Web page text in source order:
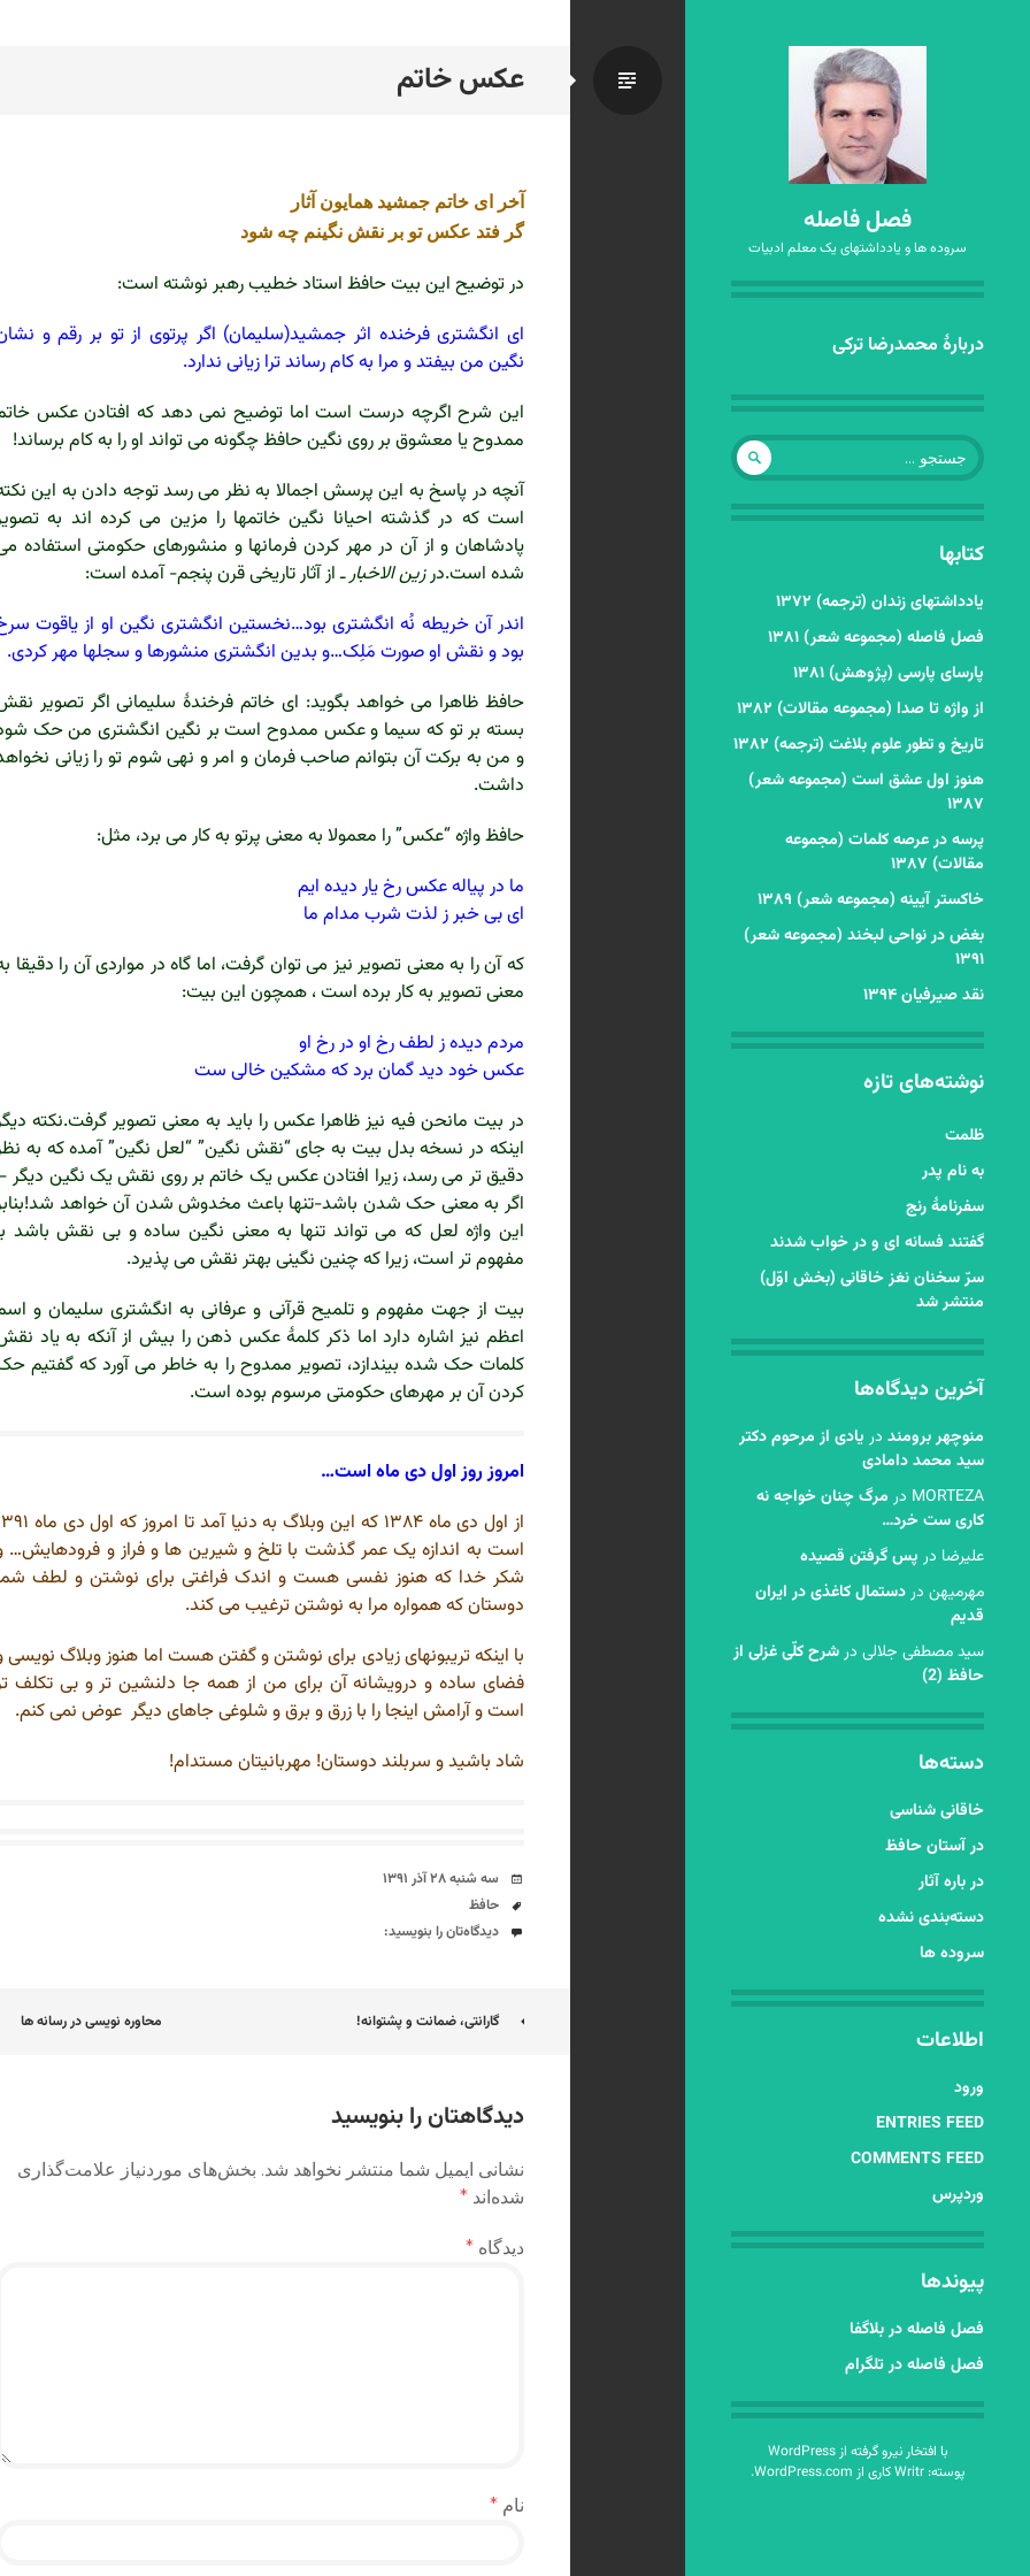
فصل فاصله
سروده ها و یادداشتهای یک معلم ادبیات
رفتن
نوشته‌ها
دربارهٔ محمدرضا ترکی
جستجو
برای:
کتابها
یادداشتهای زندان (ترجمه) ۱۳۷۲
فصل فاصله (مجموعه شعر) ۱۳۸۱
پارسای پارسی (پژوهش) ۱۳۸۱
از واژه تا صدا (مجموعه مقالات) ۱۳۸۲
تاریخ و تطور علوم بلاغت (ترجمه) ۱۳۸۲
هنوز اول عشق است (مجموعه شعر)
۱۳۸۷
پرسه در عرصه کلمات (مجموعه
مقالات) ۱۳۸۷
خاکستر آیینه (مجموعه شعر) ۱۳۸۹
بغض در نواحی لبخند (مجموعه شعر)
۱۳۹۱
نقد صیرفیان ۱۳۹۴
نوشته‌های تازه
ظلمت
به نام پدر
سفرنامۀ رنج
گفتند فسانه ای و در خواب شدند
سرّ سخنان نغز خاقانی (بخش اوّل)
منتشر شد
آخرین دیدگاه‌ها
منوچهر برومند در یادی از مرحوم دکتر
سید محمد دامادی
MORTEZA در مرگ چنان خواجه نه
کاری ست خرد…
عليرضا در پس گرفتن قصیده
مهرمیهن دردستمال کاغذی در ایران
قدیم
سید مصطفی جلالی درشرح کلّی غزلی از
حافظ (2)
دسته‌ها
خاقانی شناسی
در آستان حافظ
در باره آثار
دسته‌بندی نشده
سروده ها
اطلاعات
ورود
ENTRIES FEED
COMMENTS FEED
وردپرس
پیوندها
فصل فاصله در بلاگفا
فصل فاصله در تلگرام
با افتخار نیرو گرفته از WordPress
پوسته: Writr کاری از
WordPress.com
.
عکس خاتماستاندارد
آخر ای خاتم جمشید همایون آثار
گر فتد عکس تو بر نقش نگینم چه شود
در توضیح این بیت حافظ استاد خطیب رهبر نوشته است:
ای انگشتری فرخنده اثر جمشید(سلیمان) اگر پرتوی از تو بر رقم و
نگین من بیفتد و مرا به کام رساند ترا زیانی ندارد.
این شرح اگرچه درست است اما توضیح نمی دهد که افتادن عکس
ممدوح یا معشوق بر روی نگین حافظ چگونه می تواند او را به کام برساند!
آنچه در پاسخ به این پرسش اجمالا به نظر می رسد توجه دادن به این
است که در گذشته احیانا نگین خاتمها را مزین می کرده اند به
پادشاهان و از آن در مهر کردن فرمانها و منشورهای حکومتی استفاده
شده است.درزین الاخبارـ از آثار تاریخی قرن پنجم- آمده است:
اندر آن خریطه نُه انگشتری بود…نخستین انگشتری نگین او از یاقوت
بود و نقش او صورت مَلِک…و بدین انگشتری منشورها و سجلها مهر کردی.
حافظ ظاهرا می خواهد بگوید: ای خاتم فرخندۀ سلیمانی اگر تصویر
بسته بر تو که سیما و عکس ممدوح است بر نگین انگشتری من حک
و من به برکت آن بتوانم صاحب فرمان و امر و نهی شوم تو را زیانی
داشت.
حافظ واژه “عکس” را معمولا به معنی پرتو به کار می برد، مثل:
ما در پیاله عکس رخ یار دیده ایم
ای بی خبر ز لذت شرب مدام ما
که آن را به معنی تصویر نیز می توان گرفت، اما گاه در مواردی آن را دقیقا
معنی تصویر به کار برده است ، همچون این بیت:
مردم دیده ز لطف رخ او در رخ او
عکس خود دید گمان برد که مشکین خالی ست
در بیت مانحن فیه نیز ظاهرا عکس را باید به معنی تصویر گرفت.نکته
اینکه در نسخه بدل بیت به جای “نقش نگین” “لعل نگین” آمده که به
دقیق تر می رسد، زیرا افتادن عکس یک خاتم بر روی نقش یک نگین دیگر
اگر به معنی حک شدن باشد-تنها باعث مخدوش شدن آن خواهد
این واژه لعل که می تواند تنها به معنی نگین ساده و بی نقش باشد
مفهوم تر است، زیرا که چنین نگینی بهتر نقش می پذیرد.
بیت از جهت مفهوم و تلمیح قرآنی و عرفانی به انگشتری سلیمان و
اعظم نیز اشاره دارد اما ذکر کلمۀ عکس ذهن را بیش از آنکه به یاد
کلمات حک شده بیندازد، تصویر ممدوح را به خاطر می آورد که گفتیم
کردن آن بر مهرهای حکومتی مرسوم بوده است.
امروز روز اول دی ماه است…
از اول دی ماه ۱۳۸۴ که این وبلاگ به دنیا آمد تا
است به اندازه یک عمر گذشت با تلخ و شیرین ها و فراز و فرودهایش…
شکر خدا که هنوز نفسی هست و اندک فراغتی برای نوشتن و لطف
دوستان که همواره مرا به نوشتن ترغیب می کند.
با اینکه تریبونهای زیادی برای نوشتن و گفتن هست اما هنوز وبلاگ نویسی
فضای ساده و درویشانه آن برای من از همه جا دلنشین تر و بی تکلف
است و آرامش اینجا را با زرق و برق و شلوغی جاهای دیگر عوض نمی کنم.
شاد باشید و سربلند دوستان! مهربانیتان مستدام!
تاریخ
سه شنبه ۲۸ آذر ۱۳۹۱
برچسب‌ها
حافظ
دیدگاه‌ها
دیدگاه‌تان را بنویسید:
ناوبری
گارانتی، ضمانت و پشتوانه! محاوره نویسی در رسانه ها
دیدگاهتان را بنویسید
نشانی ایمیل شما منتشر نخواهد شد. بخش‌های موردنیاز علامت‌گذاری
شده‌اند *
دیدگاه *
نام *